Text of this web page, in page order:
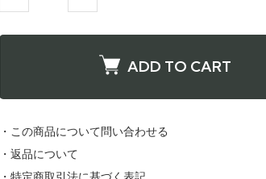
ADD TO CART
・この商品について問い合わせる
・返品について